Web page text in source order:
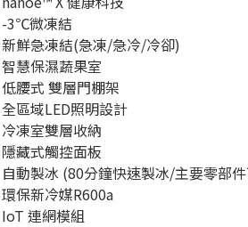
-3℃微凍結
新鮮急凍結(急凍/急冷/冷卻)
智慧保濕蔬果室
低腰式 雙層門棚架
全區域LED照明設計
冷凍室雙層收納
隱藏式觸控面板
自動製冰 (80分鐘快速製冰/主要零部
環保新冷媒R600a
IoT 連網模組